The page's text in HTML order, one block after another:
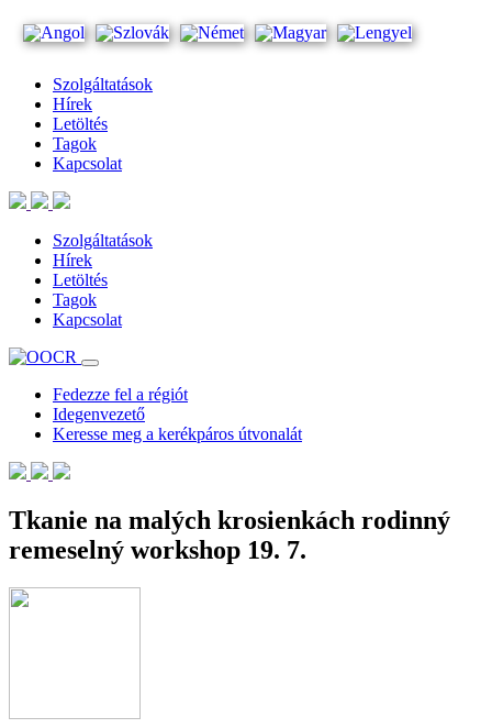
Szolgáltatások
Hírek
Letöltés
Tagok
Kapcsolat
Szolgáltatások
Hírek
Letöltés
Tagok
Kapcsolat
Fedezze fel a régiót
Idegenvezető
Keresse meg a kerékpáros útvonalát
Tkanie na malých krosienkách rodinný
remeselný workshop 19. 7.